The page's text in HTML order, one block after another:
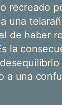
recreado
una
de haber
la
a una